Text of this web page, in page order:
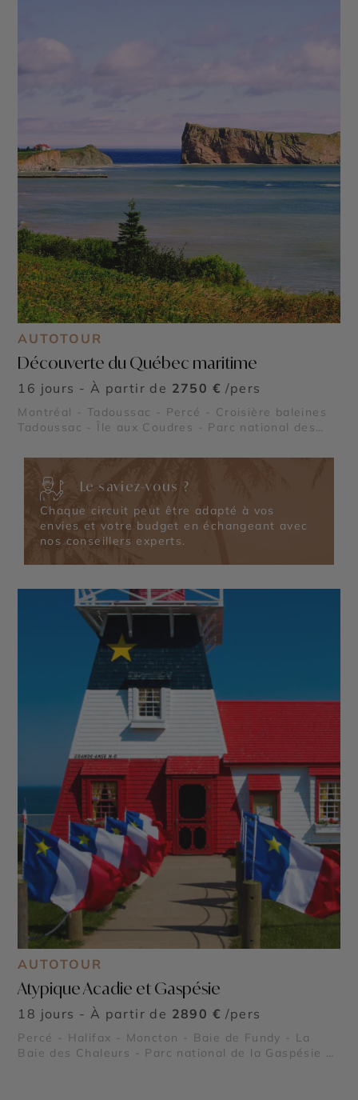
AUTOTOUR
Découverte du Québec maritime
16 jours - À partir de 2750 € /pers
Montréal - Tadoussac - Percé - Croisière baleines
Tadoussac - Île aux Coudres - Parc national des
national de la Gaspésie - Parc national des Grands
- La Baie des Chaleurs - Parc national de
Kouchibouguac - Le Saint Laurent - Chute
Montmorency
Le saviez-vous ?
Chaque circuit peut être adapté à vos
envies et votre budget en échangeant avec
nos conseillers experts.
AUTOTOUR
Atypique Acadie et Gaspésie
18 jours - À partir de 2890 € /pers
Percé - Halifax - Moncton - Baie de Fundy - La
Baie des Chaleurs - Parc national de la Gaspésie -